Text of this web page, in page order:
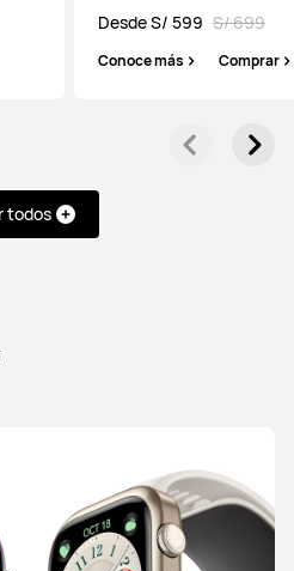
Desde S/ 599 S/ 699
Conoce más Comprar
todos
Royal Gold Edition
Conoce más
WATCH Ultimate 2